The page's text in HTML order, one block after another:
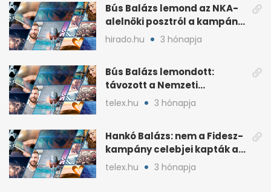
Bús Balázs lemond az NKA-
alelnöki posztról a kampány
alatti támogatások után
hirado.hu 3 hónapja
Bús Balázs lemondott:
távozott a Nemzeti
Kulturális Alap alelnöke
telex.hu 3 hónapja
Hankó Balázs: nem a Fidesz-
kampány celebjei kapták az
NKA-milliárdokat
telex.hu 3 hónapja